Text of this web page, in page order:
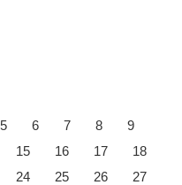
5 6 7 8
9
15 16 17
18
24 25 26
27